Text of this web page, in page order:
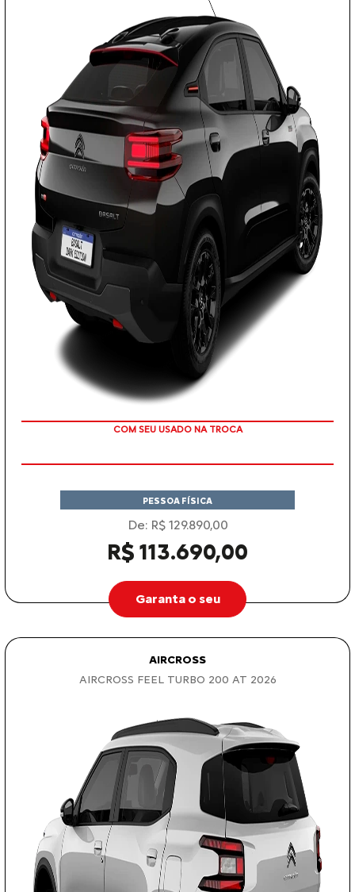
TAXA ZERO
PESSOA FÍSICA
De: R$ 129.890,00
R$ 113.690,00
Garanta o seu
AIRCROSS
AIRCROSS FEEL TURBO 200 AT 2026